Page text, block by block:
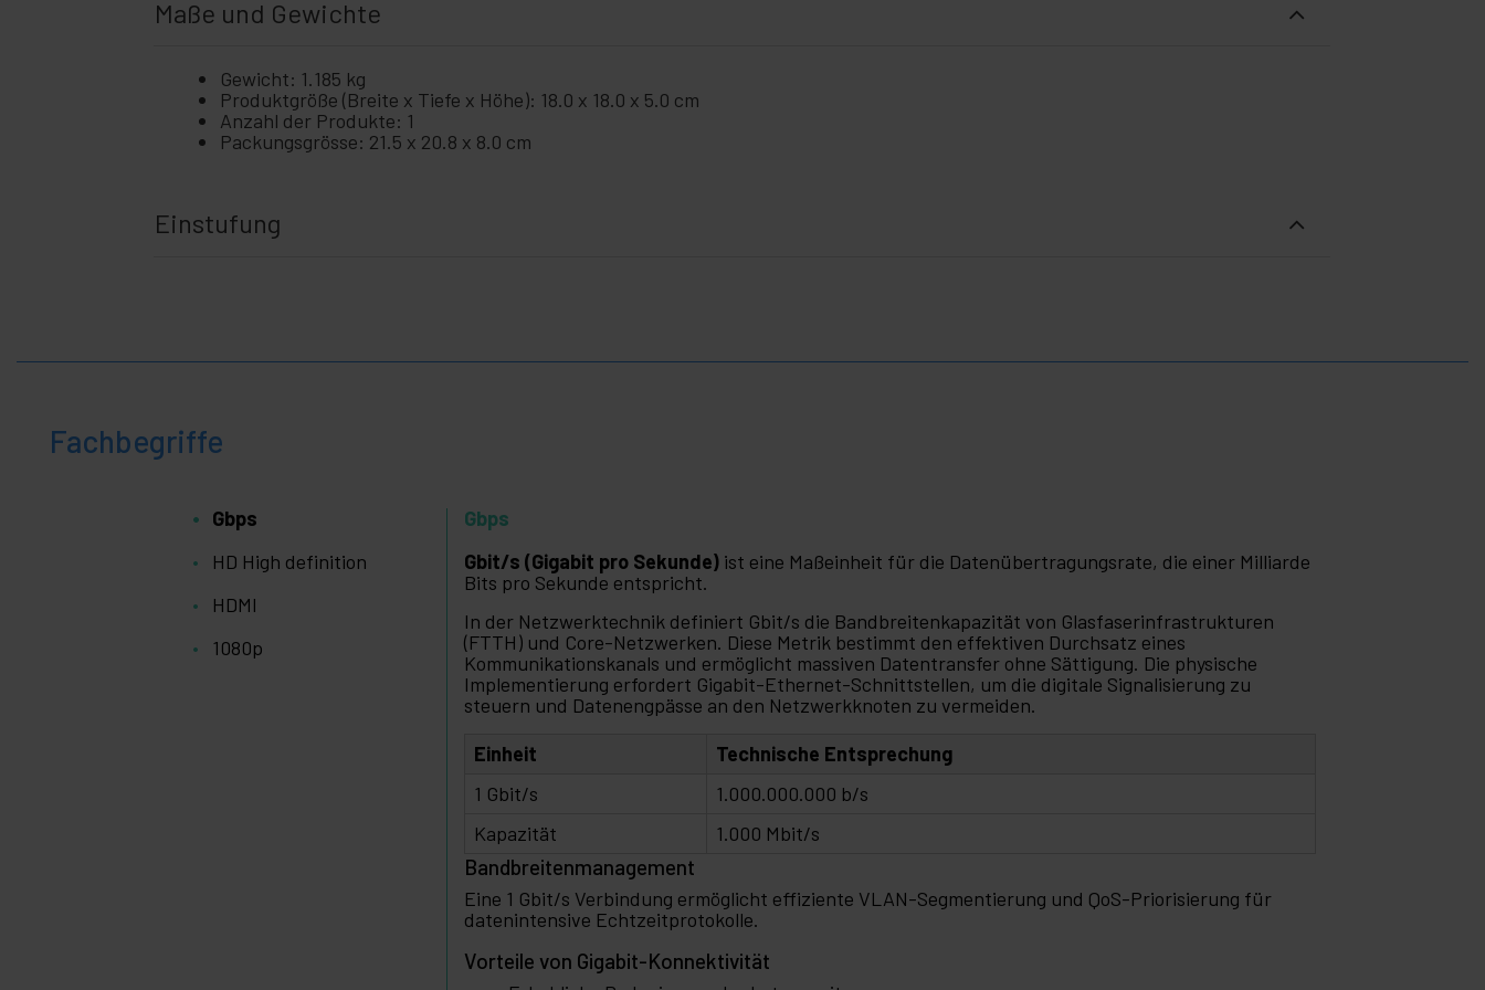
Maße und Gewichte
Gewicht: 1.185 kg
Produktgröße (Breite x Tiefe x Höhe): 18.0 x 18.0 x 5.0 cm
Anzahl der Produkte: 1
Packungsgrösse: 21.5 x 20.8 x 8.0 cm
Einstufung
Fachbegriffe
Gbps
HD High definition
HDMI
1080p
Gbps
Gbit/s (Gigabit pro Sekunde) ist eine Maßeinheit für die Datenübertragungsrate, die einer Milliarde
Bits pro Sekunde entspricht.
In der Netzwerktechnik definiert Gbit/s die Bandbreitenkapazität von Glasfaserinfrastrukturen
(FTTH) und Core-Netzwerken. Diese Metrik bestimmt den effektiven Durchsatz eines
Kommunikationskanals und ermöglicht massiven Datentransfer ohne Sättigung. Die physische
Implementierung erfordert Gigabit-Ethernet-Schnittstellen, um die digitale Signalisierung zu
steuern und Datenengpässe an den Netzwerkknoten zu vermeiden.
Einheit
Technische Entsprechung
1 Gbit/s
1.000.000.000 b/s
Kapazität
1.000 Mbit/s
Bandbreitenmanagement
Eine 1 Gbit/s Verbindung ermöglicht effiziente VLAN-Segmentierung und QoS-Priorisierung für
datenintensive Echtzeitprotokolle.
Vorteile von Gigabit-Konnektivität